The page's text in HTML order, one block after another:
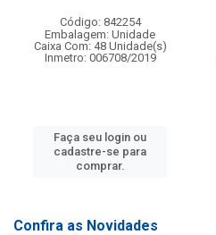
Código: 842254
Embalagem: Unidade
Caixa Com: 48 Unidade(s)
Inmetro: 006708/2019
Faça seu login ou
cadastre-se para
comprar.
Confira as Novidades